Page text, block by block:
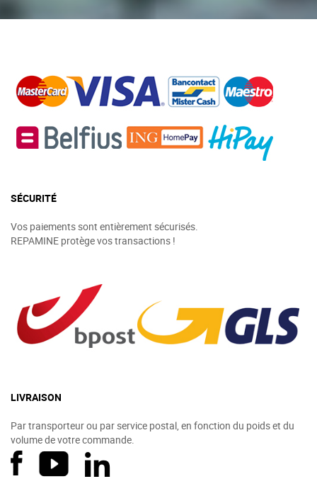
SÉCURITÉ
Vos paiements sont entièrement sécurisés.
REPAMINE protège vos transactions !
LIVRAISON
Par transporteur ou par service postal, en fonction du poids et du
volume de votre commande.